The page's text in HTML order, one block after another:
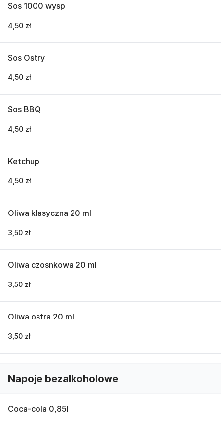
Sos 1000 wysp
4,50 zł
Sos Ostry
4,50 zł
Sos BBQ
4,50 zł
Ketchup
4,50 zł
Oliwa klasyczna 20 ml
3,50 zł
Oliwa czosnkowa 20 ml
3,50 zł
Oliwa ostra 20 ml
3,50 zł
Napoje bezalkoholowe
Coca-cola 0,85l